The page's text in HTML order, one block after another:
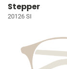
Stepper
20126 SI